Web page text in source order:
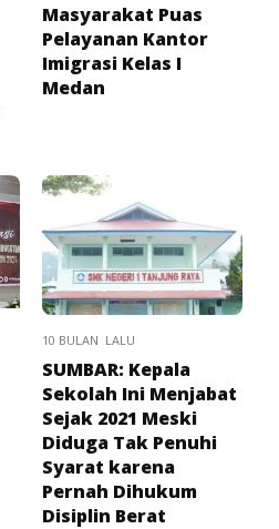
Masyarakat Puas
Pelayanan Kantor
Imigrasi Kelas I
Medan
10 BULAN LALU
SUMBAR: Kepala
Sekolah Ini Menjabat
Sejak 2021 Meski
Diduga Tak Penuhi
Syarat karena
Pernah Dihukum
Disiplin Berat